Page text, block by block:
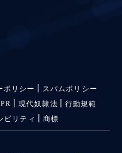
ポリシー
スパムポリシー
現代奴隷法
行動規範
ビリティ
商標